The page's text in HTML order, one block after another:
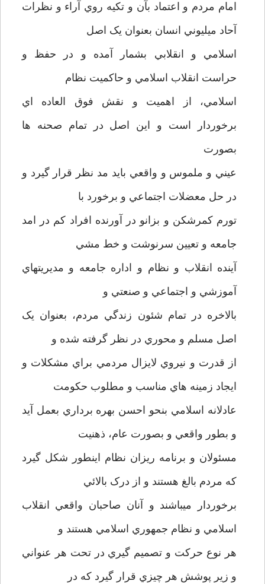
امام مردم و اعتماد بآن و تکيه روي آراء و نظرات
آحاد ميليوني انسان بعنوان يک اصل
اسلامي و انقلابي بشمار آمده و در حفظ و
حراست انقلاب اسلامي و حاکميت نظام
اسلامي، از اهميت و نقش فوق العاده اي
برخوردار است و اين اصل در تمام صحنه ها
بصورت
عيني و ملموس و واقعي بايد مد نظر قرار گيرد و
در حل معضلات اجتماعي و برخورد با
تورم کمرشکن و بزانو در آورنده افراد کم در امد
جامعه و تعيين سرنوشت و خط مشي
آينده انقلاب و نظام و اداره جامعه و مديريتهاي
آموزشي و اجتماعي و صنعتي و
بالاخره در تمام شئون زندگي مردم، بعنوان يک
اصل مسلم و محوري در نظر گرفته شده و
از قدرت و نيروي لايزال مردمي براي مشکلات و
ايجاد زمينه هاي مناسب و مطلوب حکومت
عادلانه اسلامي بنحو احسن بهره برداري بعمل آيد
و بطور واقعي و بصورت عام، ذهنيت
مسئولان و برنامه ريزان نظام اينطور شکل گيرد
که مردم بالغ هستند و از درک بالائي
برخوردار ميباشند و آنان صاحبان واقعي انقلاب
اسلامي و نظام جمهوري اسلامي هستند و
هر نوع حرکت و تصميم گيري در تحت هر عنواني
و زير پوشش هر چيزي قرار گيرد که در